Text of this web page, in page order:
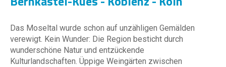
Das Moseltal wurde schon auf unzähligen Gemälden
verewigt. Kein Wunder: Die Region besticht durch
wunderschöne Natur und entzückende
Kulturlandschaften. Üppige Weingärten zwischen